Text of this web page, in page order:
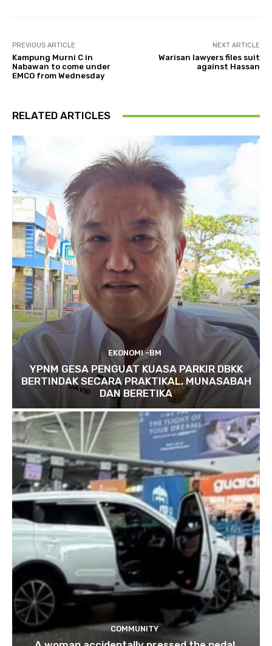
PREVIOUS ARTICLE
Kampung Murni C in
Nabawan to come under
EMCO from Wednesday
NEXT ARTICLE
Warisan lawyers files suit
against Hassan
RELATED ARTICLES
EKONOMI -BM
YPNM GESA PENGUAT KUASA PARKIR DBKK
BERTINDAK SECARA PRAKTIKAL, MUNASABAH
DAN BERETIKA
COMMUNITY